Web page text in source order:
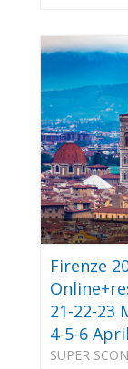
Firenze
21-22-23
4-5-6
SUPER